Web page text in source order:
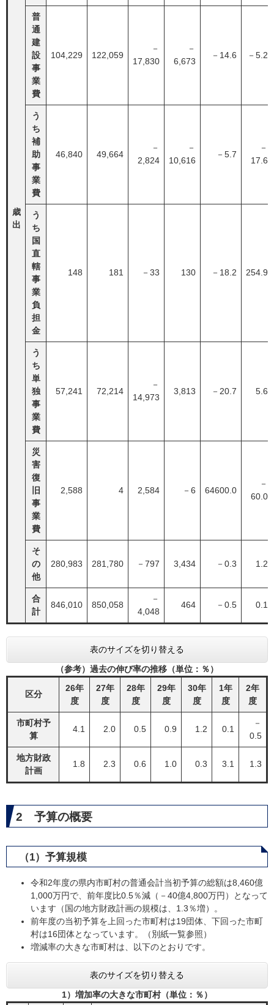
歳
出
普
通
建
設
事
業
費
104,229 122,059
－
17,830
－
6,673
－14.6 －5.2
う
ち
補
助
事
業
費
46,840 49,664
－
2,824
－
10,616
－5.7
－
17.6
う
ち
国
直
轄
事
業
負
担
金
148 181 －33 130 －18.2 254.9
う
ち
単
独
事
業
費
57,241 72,214
－
14,973
3,813 －20.7 5.6
災
害
復
旧
事
業
費
2,588 4 2,584 －6 64600.0
－
60.0
そ
の
他
280,983 281,780 －797 3,434 －0.3 1.2
合
計
846,010 850,058
－
4,048
464 －0.5 0.1
表のサイズを切り替える
（参考）過去の伸び率の推移（単位：％）
区分
26年
度
27年
度
28年
度
29年
度
30年
度
1年
度
2年
度
市町村予
算
4.1 2.0 0.5 0.9 1.2 0.1
－
0.5
地方財政
計画
1.8 2.3 0.6 1.0 0.3 3.1 1.3
2 予算の概要
（1）予算規模
令和2年度の県内市町村の普通会計当初予算の総額は8,460億
1,000万円で、前年度比0.5％減（－40億4,800万円）となって
います（国の地方財政計画の規模は、1.3％増）。
前年度の当初予算を上回った市町村は19団体、下回った市町
村は16団体となっています。（別紙一覧参照）
増減率の大きな市町村は、以下のとおりです。
表のサイズを切り替える
1）増加率の大きな市町村（単位：％）